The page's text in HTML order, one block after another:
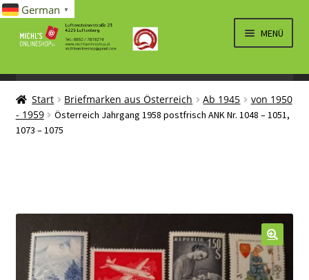
Navigation
Inhalt
MENÜ
SPIELWAREN/BAUSÄTZE
ÖFFNEN
ELEKTRO
ÖFFNEN
LÜFTUNG, HEIZUNG, KLIMA
ÖFFNEN
Start Briefmarken aus Österreich Ab 1945
von 1950
- 1959
Österreich Jahrgang 1958 postfrisch ANK Nr. 1048 – 1051,
1073 – 1075
🔍
German ▼